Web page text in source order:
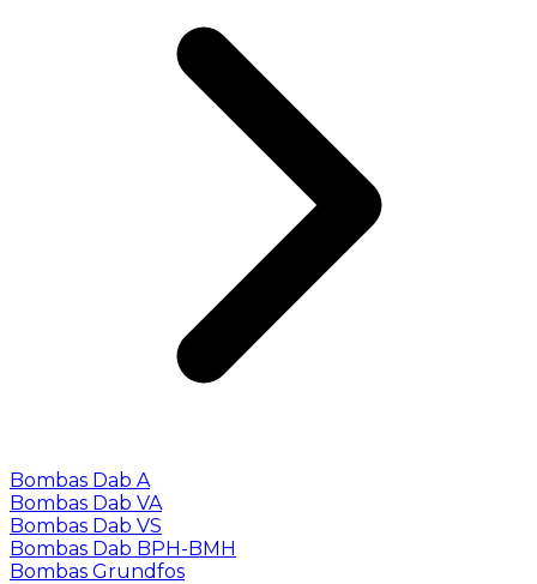
Bombas Dab A
Bombas Dab VA
Bombas Dab VS
Bombas Dab BPH-BMH
Bombas Grundfos